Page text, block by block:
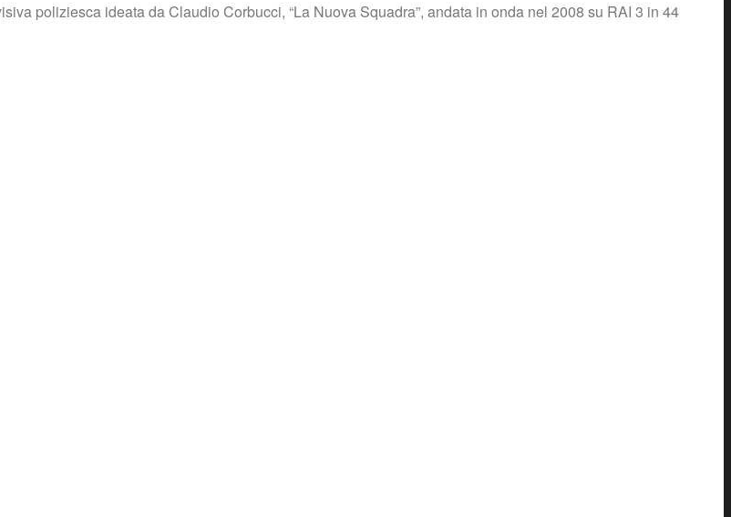
poliziesca ideata da Claudio Corbucci, “La Nuova Squadra”, andata in onda nel 2008 su RAI 3 in 44